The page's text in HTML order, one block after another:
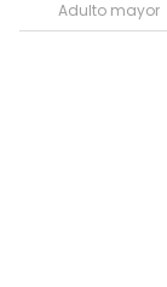
Adulto mayor